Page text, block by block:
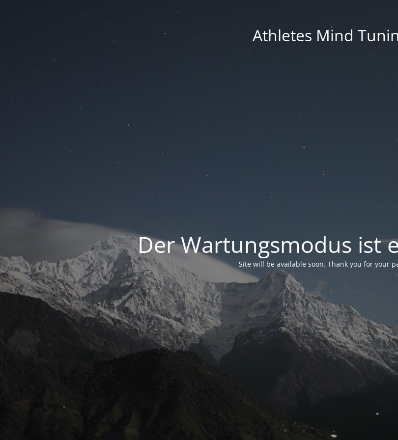
Athletes Mind
Der Wartungsmodus ist
Site will be available soon. Thank you for your